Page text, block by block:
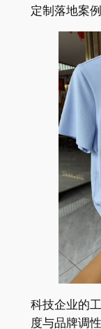
定制落地案例
科技企业的
度与品牌调